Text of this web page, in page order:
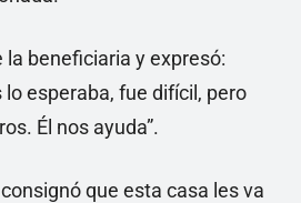
beneficiaria y expresó:
lo esperaba, fue difícil, pero
Él nos ayuda”.
que esta casa les va